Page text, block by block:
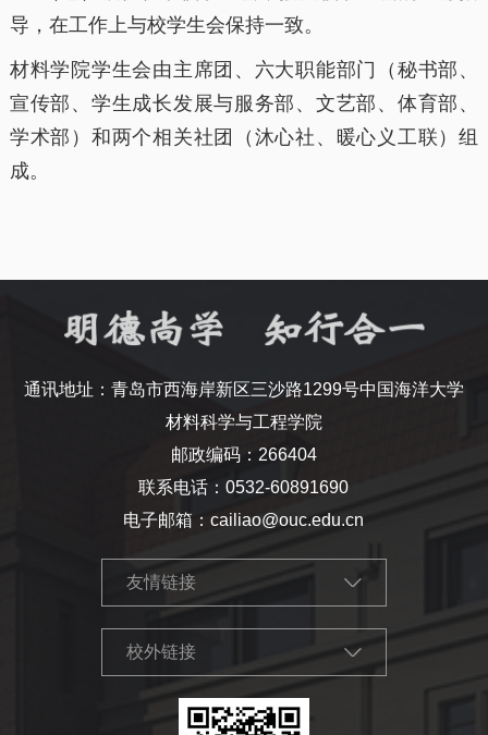
导，在工作上与校学生会保持一致。
材料学院学生会由主席团、六大职能部门（秘书部、
宣传部、学生成长发展与服务部、文艺部、体育部、
学术部）和两个相关社团（沐心社、暖心义工联）组
成。
通讯地址：青岛市西海岸新区三沙路1299号中国海洋大学
材料科学与工程学院
邮政编码：266404
联系电话：0532-60891690
电子邮箱：cailiao@ouc.edu.cn
友情链接
校外链接